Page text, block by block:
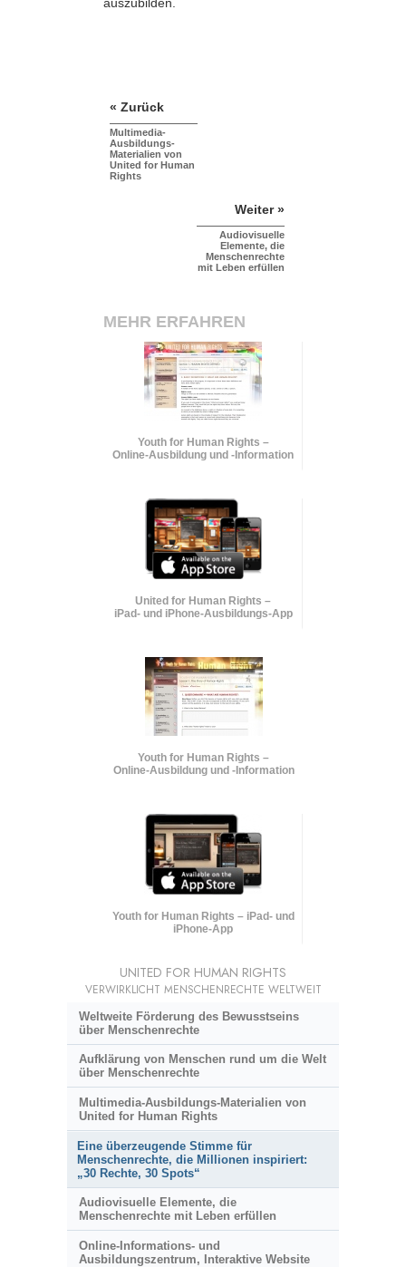
« Zurück
Multimedia-
Ausbildungs-
Materialien von
United for Human
Rights
Weiter »
Audiovisuelle
Elemente, die
Menschenrechte
mit Leben erfüllen
MEHR ERFAHREN
Youth for Human Rights –
Online-Ausbildung und-Information
United for Human Rights –
iPad- und iPhone-Ausbildungs-App
Youth for Human Rights –
Online-Ausbildung und -Information
Youth for Human Rights – iPad- und
iPhone-App
UNITED FOR HUMAN RIGHTS
VERWIRKLICHT MENSCHENRECHTE WELTWEIT
Weltweite Förderung des Bewusstseins
über Menschenrechte
Aufklärung von Menschen rund um die Welt
über Menschenrechte
Multimedia-Ausbildungs-Materialien von
United for Human Rights
Eine überzeugende Stimme für
Menschenrechte, die Millionen inspiriert:
„30 Rechte, 30 Spots“
Audiovisuelle Elemente, die
Menschenrechte mit Leben erfüllen
Online-Informations- und
Ausbildungszentrum, Interaktive Website